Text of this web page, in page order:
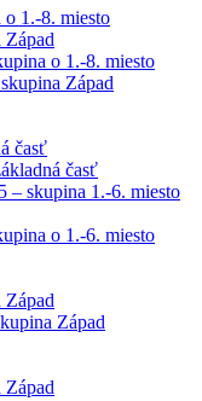
1.-8. miesto
o 1.-8. miesto
Západ
časť
časť
– skupina 1.-6. miesto
o 1.-6. miesto
Západ